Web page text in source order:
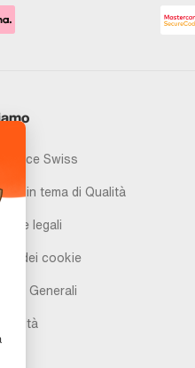
Swiss
in tema di Qualità
legali
dei cookie
Generali